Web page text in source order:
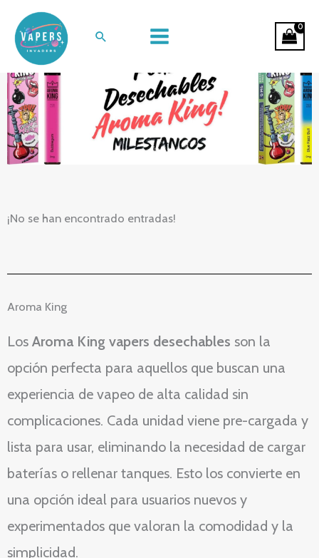
contenido
Buscar
Vapers Desechables Aroma King
¡No se han encontrado entradas!
Aroma King
Los Aroma King vapers desechables son la
opción perfecta para aquellos que buscan una
experiencia de vapeo de alta calidad sin
complicaciones. Cada unidad viene pre-cargada y
lista para usar, eliminando la necesidad de cargar
baterías o rellenar tanques. Esto los convierte en
una opción ideal para usuarios nuevos y
experimentados que valoran la comodidad y la
simplicidad.